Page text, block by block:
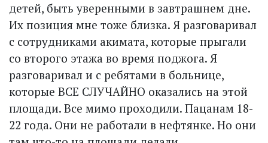
детей, быть уверенными в завтрашнем дне.
Их позиция мне тоже близка. Я разговаривал
с сотрудниками акимата, которые прыгали
со второго этажа во время поджога. Я
разговаривал и с ребятами в больнице,
которые ВСЕ СЛУЧАЙНО оказались на этой
площади. Все мимо проходили. Пацанам 18-
22 года. Они не работали в нефтянке. Но они